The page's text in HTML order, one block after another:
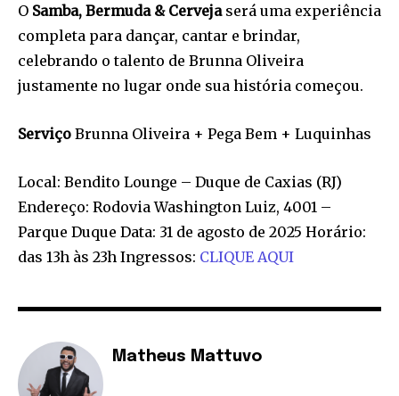
O Samba, Bermuda & Cervejaserá uma experiência
completa para dançar, cantar e brindar,
celebrando o talento de Brunna Oliveira
justamente no lugar onde sua história começou.
Serviço Brunna Oliveira + Pega Bem + Luquinhas
Local: Bendito Lounge – Duque de Caxias (RJ)
Endereço: Rodovia Washington Luiz, 4001 –
Parque Duque Data: 31 de agosto de 2025 Horário:
das 13h às 23h Ingressos: CLIQUE AQUI
Matheus Mattuvo